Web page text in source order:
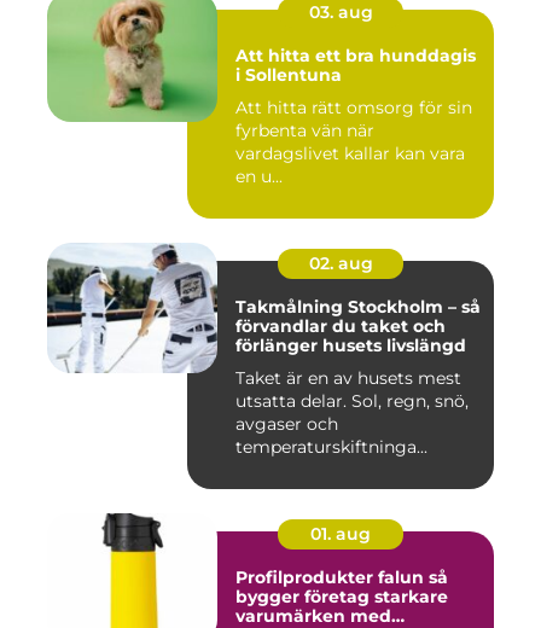
03. aug
Att hitta ett bra hunddagis
i Sollentuna
Att hitta rätt omsorg för sin
fyrbenta vän när
vardagslivet kallar kan vara
en u...
02. aug
Takmålning Stockholm – så
förvandlar du taket och
förlänger husets livslängd
Taket är en av husets mest
utsatta delar. Sol, regn, snö,
avgaser och
temperaturskiftninga...
01. aug
Profilprodukter falun så
bygger företag starkare
varumärken med